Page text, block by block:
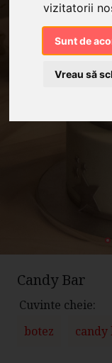
vizitatorii
Sunt de
Vreau să
Candy Bar
Cuvinte cheie:
botez
candy